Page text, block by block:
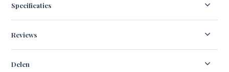
Specificaties
Reviews
Delen